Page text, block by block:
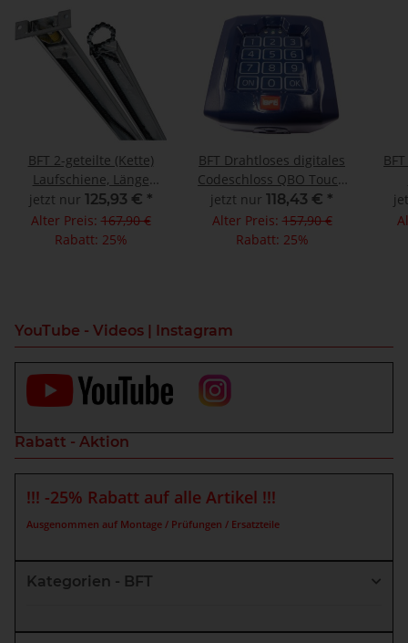
BFT 2-geteilte (Kette)
Laufschiene, Länge
290cm für BT 650
jetzt nur 125,93 € *
Alter Preis:167,90 €
Rabatt: 25%
BFT Drahtloses digitales
Codeschloss QBO Touch
10 Kanal 433 MHz
jetzt nur 118,43 € *
Alter Preis:157,90 €
Rabatt: 25%
YouTube - Videos | Instagram
Rabatt - Aktion
!!! -25% Rabatt auf alle Artikel !!!
Ausgenommen auf Montage / Prüfungen / Ersatzteile
Kategorien - BFT